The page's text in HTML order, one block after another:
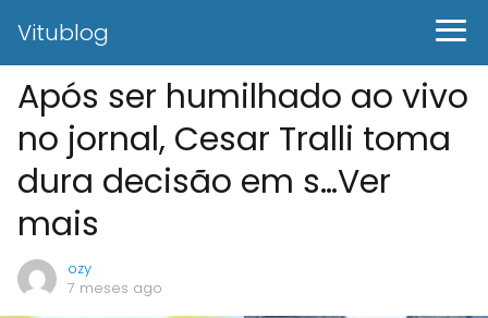
Vitublog
Após ser humilhado ao vivo
no jornal, Cesar Tralli toma
dura decisão em s…Ver
mais
ozy
7 meses ago